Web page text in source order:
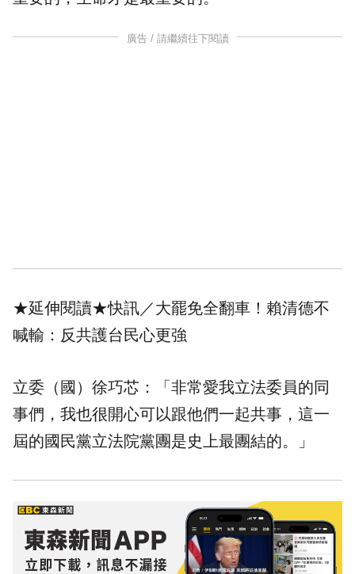
廣告 / 請繼續往下閱讀
★延伸閱讀★快訊／大罷免全翻車！賴清德不
喊輸：反共護台民心更強
立委（國）徐巧芯：「非常愛我立法委員的同
事們，我也很開心可以跟他們一起共事，這一
屆的國民黨立法院黨團是史上最團結的。」